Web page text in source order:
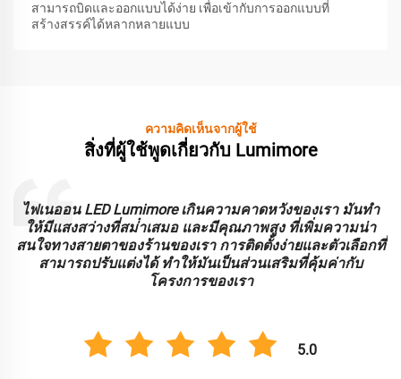
สามารถบิดและออกแบบได้ง่าย เพื่อเข้ากับการออกแบบที่
สร้างสรรค์ได้หลากหลายแบบ
ความคิดเห็นจากผู้ใช้
สิ่งที่ผู้ใช้พูดเกี่ยวกับ Lumimore
ไฟเนออน LED Lumimore เกินความคาดหวังของเรา มันทํา
ให้มีแสงสว่างที่สม่ําเสมอ และมีคุณภาพสูง ที่เพิ่มความน่า
สนใจทางสายตาของร้านของเรา การติดตั้งง่ายและตัวเลือกที่
สามารถปรับแต่งได้ ทําให้มันเป็นส่วนเสริมที่คุ้มค่ากับ
โครงการของเรา
5.0